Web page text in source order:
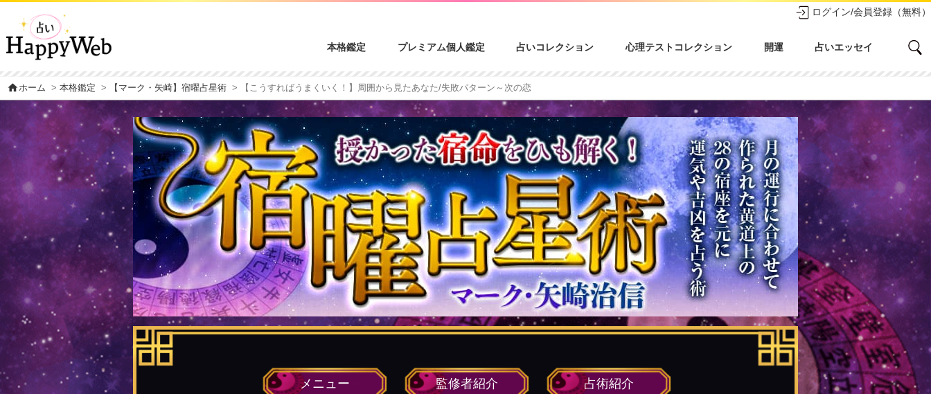
ログイン/会員登録（無料）
本格鑑定 プレミアム個人鑑定 占いコレクション 心理テストコレクション 開運 占いエッセイ
homeホーム > 本格鑑定 > 【マーク・矢崎】宿曜占星術 > 【こうすればうまくいく！】周囲から見たあなた/失敗パターン～次の恋
メニュー 監修者紹介 占術紹介